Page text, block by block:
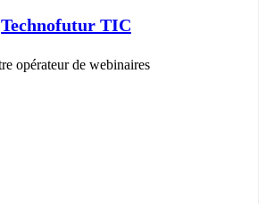
Technofutur TIC
opérateur de webinaires